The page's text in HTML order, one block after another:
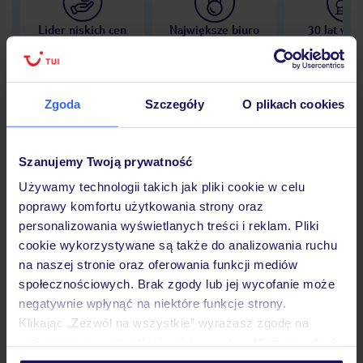
Zgoda Szczegóły O plikach cookies
Szanujemy Twoją prywatność
Używamy technologii takich jak pliki cookie w celu
poprawy komfortu użytkowania strony oraz
personalizowania wyświetlanych treści i reklam. Pliki
cookie wykorzystywane są także do analizowania ruchu
na naszej stronie oraz oferowania funkcji mediów
społecznościowych. Brak zgody lub jej wycofanie może
negatywnie wpłynąć na niektóre funkcje strony.
Klikając „Zezwól na wszystkie” wyrażasz zgodę na
Lider niskich cen
Największe biuro
30 lat w
Opinie
Pokoje
Wyżywienie